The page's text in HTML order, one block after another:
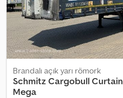
sunuyoruz. Size kişisel olarak
Crsdpszq Hrxofx Al Dsf
Brandalı açık yarı römork
Schmitz Cargobull
Mega